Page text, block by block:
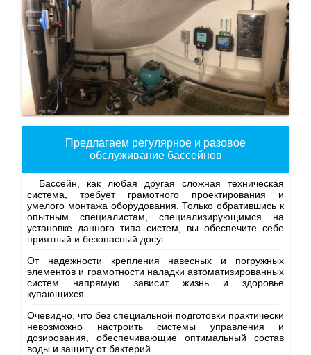
Предлагаем регулярное и разовое
обслуживание бассейнов
Бассейн, как любая другая сложная техническая
система, требует грамотного проектирования и
умелого монтажа оборудования. Только обратившись к
опытным специалистам, специализирующимся на
установке данного типа систем, вы обеспечите себе
приятный и безопасный досуг.
От надежности крепления навесных и погружных
элементов и грамотности наладки автоматизированных
систем напрямую зависит жизнь и здоровье
купающихся.
Очевидно, что без специальной подготовки практически
невозможно настроить системы управления и
дозирования, обеспечивающие оптимальный состав
воды и защиту от бактерий.